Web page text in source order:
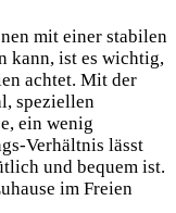
mit einer stabilen
kann, ist es wichtig,
achtet. Mit der
speziellen
ein wenig
Verhältnis lässt
und bequem ist.